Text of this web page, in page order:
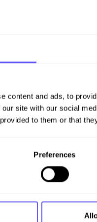
content and ads, to
site with our social
to them or that
Preferences
och dels för att
med rätt kvalitet och
verktyg som används
rullande veckotidplanen
i ett tidigt skede och